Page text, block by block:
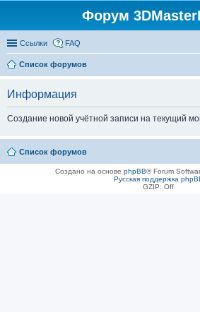
Форум
Ссылки FAQ
Список форумов
Информация
Создание новой учётной записи на текущий
Список форумов
Создано на основе phpBB® Forum
Русская поддержка
GZIP: Off